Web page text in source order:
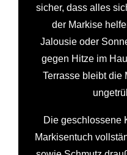
sicher, dass alles
der Markise
Jalousie oder
gegen Hitze im
Terrasse bleibt die
Die geschlossene
Markisentuch